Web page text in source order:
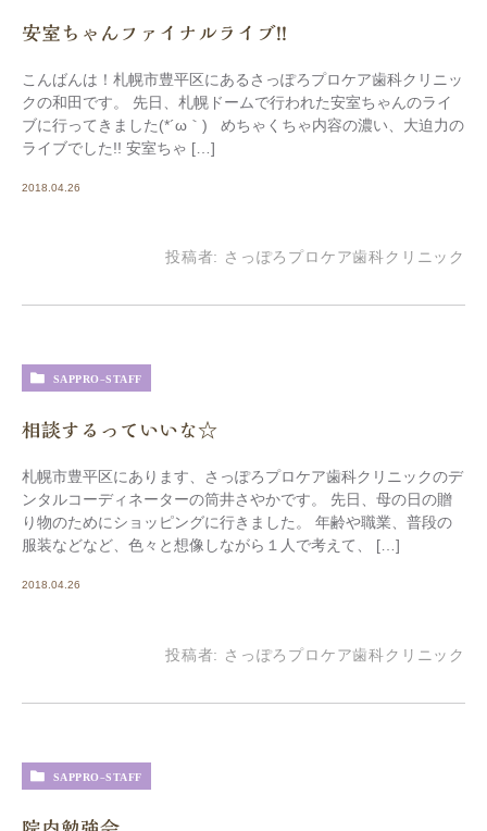
安室ちゃんファイナルライブ!!
こんばんは！札幌市豊平区にあるさっぽろプロケア歯科クリニッ
クの和田です。 先日、札幌ドームで行われた安室ちゃんのライ
ブに行ってきました(*´ω｀) めちゃくちゃ内容の濃い、大迫力の
ライブでした!! 安室ちゃ […]
2018.04.26
投稿者: さっぽろプロケア歯科クリニック
SAPPRO-STAFF
相談するっていいな☆
札幌市豊平区にあります、さっぽろプロケア歯科クリニックのデ
ンタルコーディネーターの筒井さやかです。 先日、母の日の贈
り物のためにショッピングに行きました。 年齢や職業、普段の
服装などなど、色々と想像しながら１人で考えて、 […]
2018.04.26
投稿者: さっぽろプロケア歯科クリニック
SAPPRO-STAFF